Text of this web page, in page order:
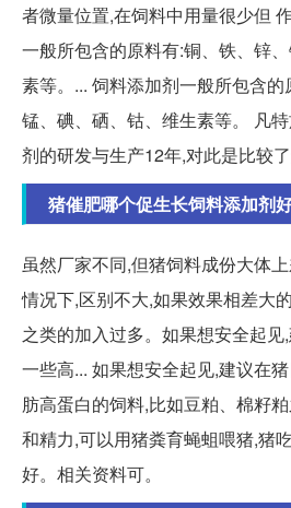
者微量位置,在饲料中用量很少但
一般所包含的原料有:铜、铁、锌
素等。... 饲料添加剂一般所包含的
锰、碘、硒、钴、维生素等。 凡
剂的研发与生产12年,对此是比较了
猪催肥哪个促生长饲料添加剂
虽然厂家不同,但猪饲料成份大体
情况下,区别不大,如果效果相差大
之类的加入过多。如果想安全起
一些高... 如果想安全起见,建议在
肪高蛋白的饲料,比如豆粕、棉籽
和精力,可以用猪粪育蝇蛆喂猪,猪
好。相关资料可。